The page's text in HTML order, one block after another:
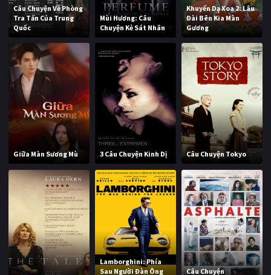
Câu Chuyện Về Phòng
Tra Tấn Của Trung
Quốc
Mùi Hương: Câu
Chuyện Kẻ Sát Nhân
Khuyển Dạ Xoa 2: Lâu
Đài Bên Kia Màn
Gương
Giữa Màn Sương Mù 3 Câu Chuyện Kinh Dị Câu Chuyện Tokyo
Lamborghini: Phía
Sau Người Đàn Ông
Câu Chuyện